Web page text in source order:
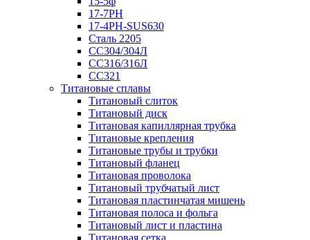
17-7PH
17-4PH-SUS630
Сталь 2205
СС304/304Л
СС316/316Л
СС321
Титановые сплавы
Титановый слиток
Титановый диск
Титановая капиллярная трубка
Титановые крепления
Титановые трубы и трубки
Титановый фланец
Титановая проволока
Титановый трубчатый лист
Титановая пластинчатая мишень
Титановая полоса и фольга
Титановый лист и пластина
Титановая сетка